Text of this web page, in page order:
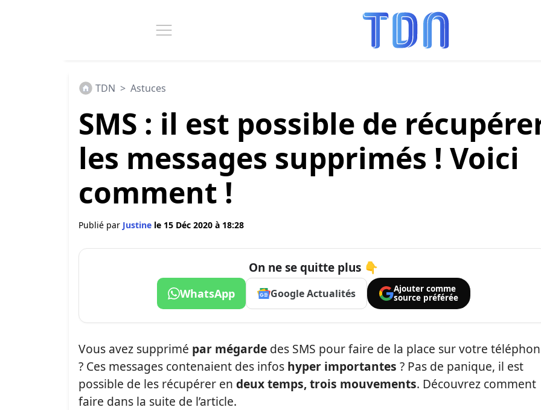
TDN > Astuces
SMS : il est possible de
les messages supprimés ! Voici
comment !
Publié par Justine le 15 Déc 2020 à 18:28
On ne se quitte plus 👇
WhatsApp Google Actualités
Ajouter comme
source préférée
Vous avez supprimé par mégarde des SMS pour faire de la place sur votre
? Ces messages contenaient des infos hyper importantes ? Pas de panique, il est
possible de les récupérer en deux temps, trois mouvements. Découvrez comment
faire dans la suite de l’article.